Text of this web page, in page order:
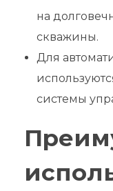
на
скважины.
Для
системы